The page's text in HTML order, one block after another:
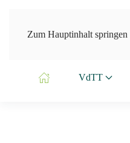
Zum Hauptinhalt springen
VdTT
VdTT e.V.